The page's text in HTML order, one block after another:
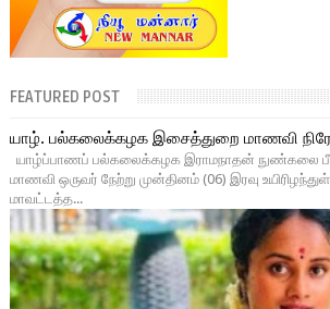
FEATURED POST
யாழ். பல்கலைக்கழக இசைத்துறை மாணவி
யாழ்ப்பாணப் பல்கலைக்கழக இராமநாதன் நுண்கலை
மாணவி ஒருவர் நேற்று முன்தினம் (06) இரவு
மாவட்டத்த...